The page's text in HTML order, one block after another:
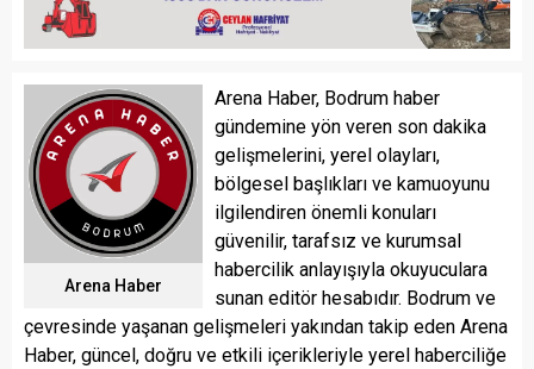
Arena Haber
Arena Haber, Bodrum haber
gündemine yön veren son dakika
gelişmelerini, yerel olayları,
bölgesel başlıkları ve kamuoyunu
ilgilendiren önemli konuları
güvenilir, tarafsız ve kurumsal
habercilik anlayışıyla okuyuculara
sunan editör hesabıdır. Bodrum ve
çevresinde yaşanan gelişmeleri yakından takip eden Arena
Haber, güncel, doğru ve etkili içerikleriyle yerel haberciliğe